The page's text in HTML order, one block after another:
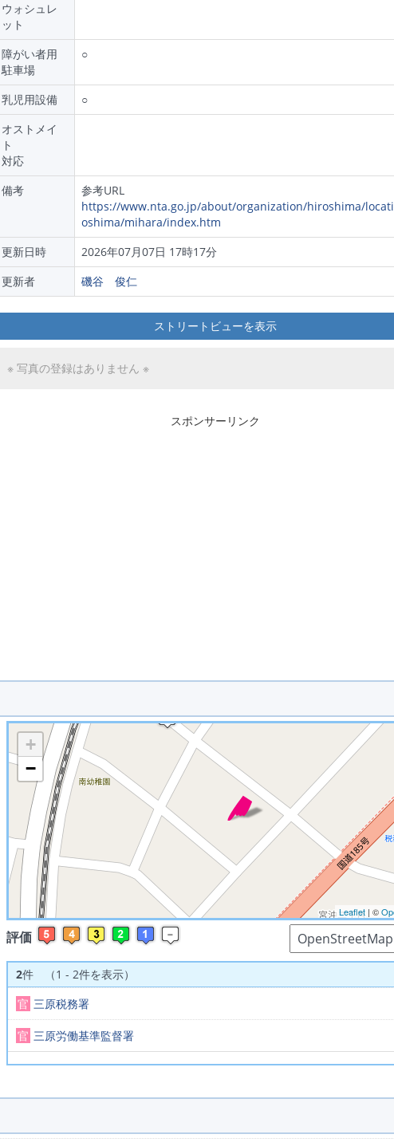
ウォシュレ
ット
障がい者用
駐車場
○
乳児用設備
○
オストメイ
ト
対応
備考
参考URL
https://www.nta.go.jp/about/organization/hiroshima/
oshima/mihara/index.htm
更新日時
2026年07月07日 17時17分
更新者
磯谷 俊仁
ストリートビューを表示
※ 写真の登録はありません ※
スポンサーリンク
※ マップを検索、表示中です ※
+
−
Leaflet| ©
評価
2件 （1 - 2件を表示）
官 三原税務署
官 三原労働基準監督署